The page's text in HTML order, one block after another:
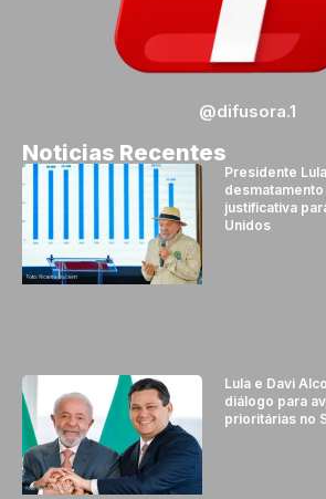
@difusora.1
Noticias Recentes
Presidente
justificativa
Unidos
Lula e Davi
diálogo para
prioritárias no